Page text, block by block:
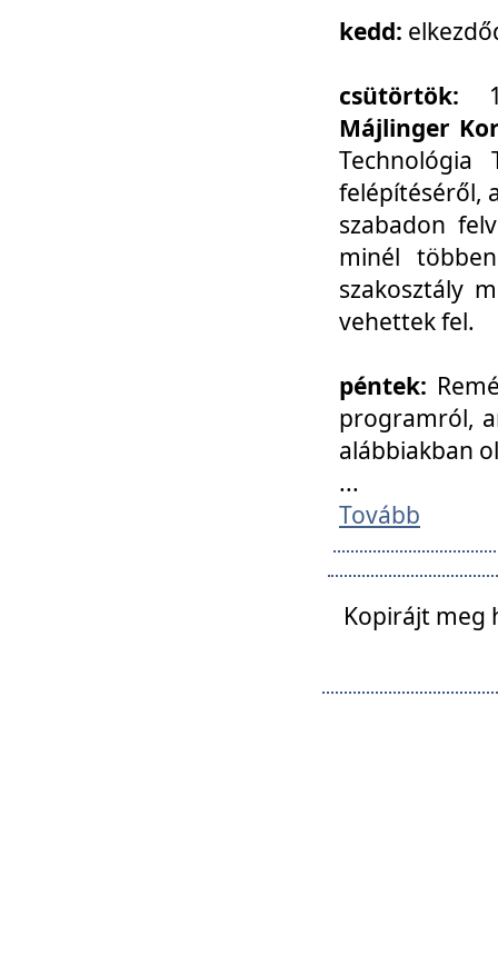
kedd:
csütörtök:
Májlinger
Technológia
felépítéséről,
szabadon
minél
szakosztály
vehettek fel.
péntek:
programról,
alábbiakban
...
Tovább
Kopirájt meg